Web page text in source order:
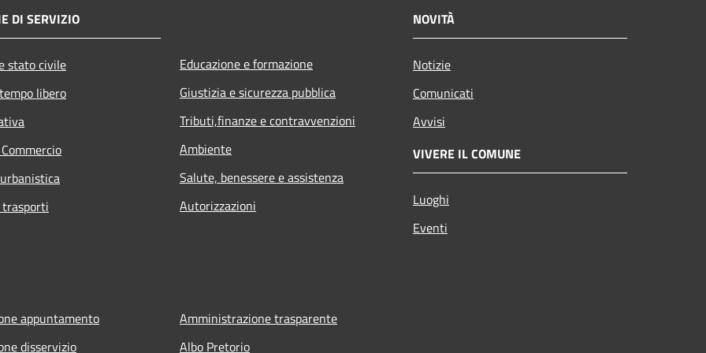
DI SERVIZIO
stato civile
libero
Educazione e formazione
Giustizia e sicurezza pubblica
Tributi,finanze e contravvenzioni
Ambiente
Salute, benessere e assistenza
Autorizzazioni
NOVITÀ
Notizie
Comunicati
Avvisi
VIVERE IL COMUNE
Luoghi
Eventi
appuntamento
disservizio
Amministrazione trasparente
Albo Pretorio